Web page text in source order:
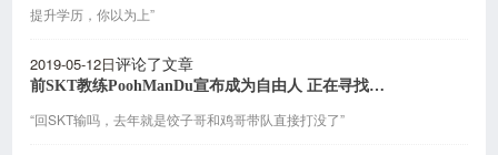
提升学历，你以为上”
2019-05-12日评论了文章
前SKT教练PoohManDu宣布成为自由人 正在寻找队伍
“回SKT输吗，去年就是饺子哥和鸡哥带队直接打没了”